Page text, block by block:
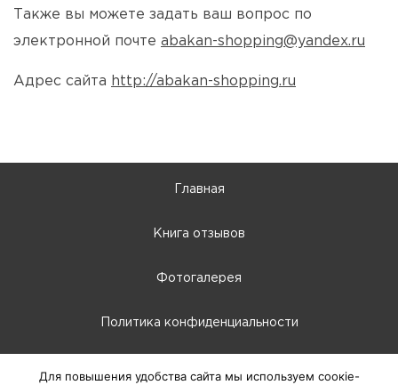
Также вы можете задать ваш вопрос по
электронной почте abakan-shopping@yandex.ru
Адрес сайта http://abakan-shopping.ru
Главная
Книга отзывов
Фотогалерея
Политика конфиденциальности
Для повышения удобства сайта мы используем соокіе-